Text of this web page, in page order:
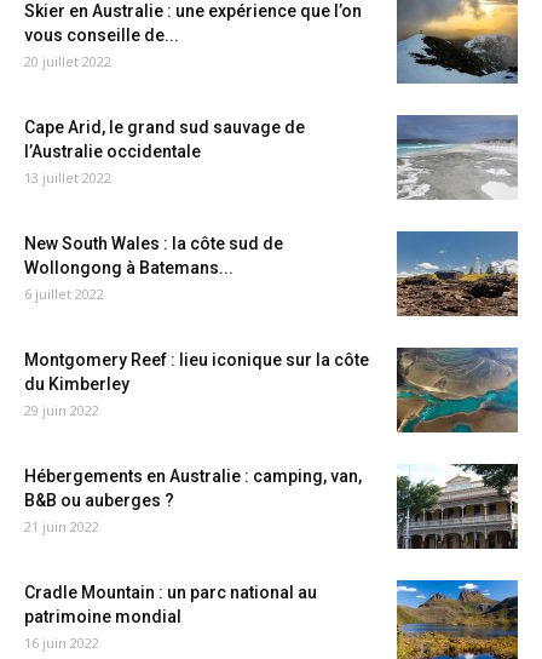
Skier en Australie : une expérience que l’on
vous conseille de...
20 juillet 2022
Cape Arid, le grand sud sauvage de
l’Australie occidentale
13 juillet 2022
New South Wales : la côte sud de
Wollongong à Batemans...
6 juillet 2022
Montgomery Reef : lieu iconique sur la côte
du Kimberley
29 juin 2022
Hébergements en Australie : camping, van,
B&B ou auberges ?
21 juin 2022
Cradle Mountain : un parc national au
patrimoine mondial
16 juin 2022